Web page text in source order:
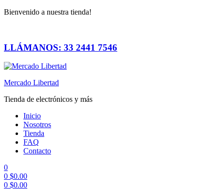
Bienvenido a nuestra tienda!
LLÁMANOS: 33 2441 7546
Mercado Libertad
Tienda de electrónicos y más
Inicio
Nosotros
Tienda
FAQ
Contacto
0
0 $0.00
0 $0.00